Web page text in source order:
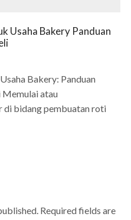
Usaha Bakery Panduan
Bakery: Panduan
Memulai atau
di bidang pembuatan roti
Required fields are